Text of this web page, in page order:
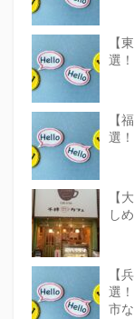
【
選
【
選
【
し
【
選
市な